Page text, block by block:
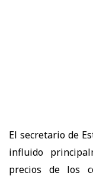
El secretario de
influido
precios de los